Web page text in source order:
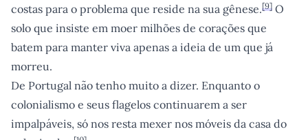
costas para o problema que reside na sua gênese.[9] O
solo que insiste em moer milhões de corações que
batem para manter viva apenas a ideia de um que já
morreu.
De Portugal não tenho muito a dizer. Enquanto o
colonialismo e seus flagelos continuarem a ser
impalpáveis, só nos resta mexer nos móveis da casa do